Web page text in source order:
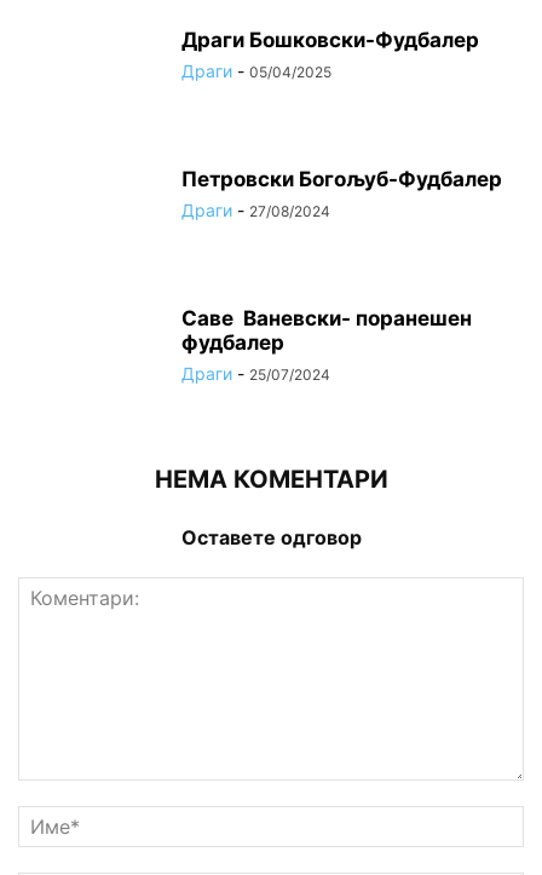
Драги Бошковски-Фудбалер
Драги - 05/04/2025
Петровски Богољуб-Фудбалер
Драги - 27/08/2024
Саве Ваневски- поранешен
фудбалер
Драги - 25/07/2024
НЕМА КОМЕНТАРИ
Оставете одговор